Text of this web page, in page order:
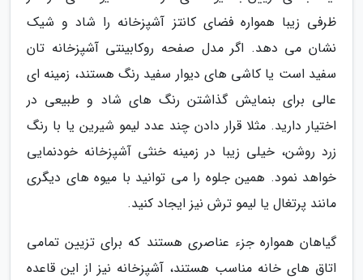
ظرفی زیبا همواره فضای کانتز آشپزخانه را شاد و شیک
نشان می دهد. اگر مدل صفحه روکابینتی آشپزخانه تان
سفید است یا کاشی های دیوار سفید رنگ هستند، زمینه ای
عالی برای بنمایش گذاشتن رنگ های شاد و طبیعی در
اختیار دارید. مثلا قرار دادن چند عدد لیمو شیرین یا با رنگ
زرد روشن، خیلی زیبا در زمینه خنثی آشپزخانه خودنمایی
خواهد نمود. همین جلوه را می توانید با میوه های دیگری
مانند پرتغال یا لیمو ترش نیز ایجاد کنید.
گیاهان همواره جزء عناصری هستند که برای تزیین تمامی
اتاق های خانه مناسب هستند، آشپزخانه نیز از این قاعده